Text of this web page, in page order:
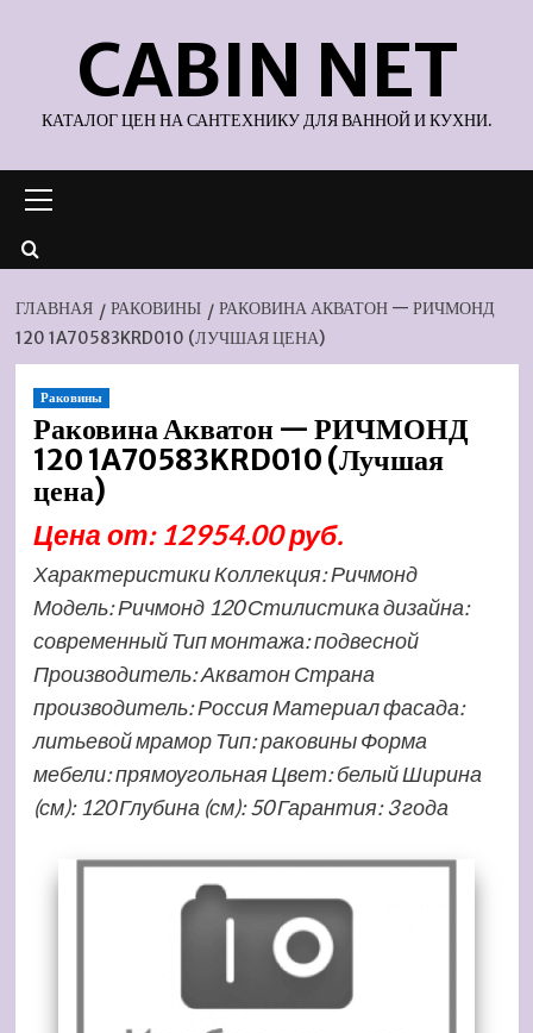
содержимомуCABIN NET
КАТАЛОГ ЦЕН НА САНТЕХНИКУ ДЛЯ ВАННОЙ И КУХНИ.
меню
ГЛАВНАЯ РАКОВИНЫ
РАКОВИНА АКВАТОН — РИЧМОНД
120 1A70583KRD010 (ЛУЧШАЯ ЦЕНА)
Раковины
Раковина Акватон — РИЧМОНД
120 1A70583KRD010 (Лучшая
цена)
Цена от: 12954.00 руб.
Характеристики Коллекция: Ричмонд
Модель: Ричмонд 120 Стилистика дизайна:
современный Тип монтажа: подвесной
Производитель: Акватон Страна
производитель: Россия Материал фасада:
литьевой мрамор Тип: раковины Форма
мебели: прямоугольная Цвет: белый Ширина
(см): 120 Глубина (см): 50 Гарантия: 3 года